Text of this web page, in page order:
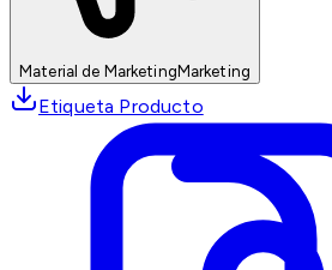
Material de MarketingMarketing
Etiqueta Producto